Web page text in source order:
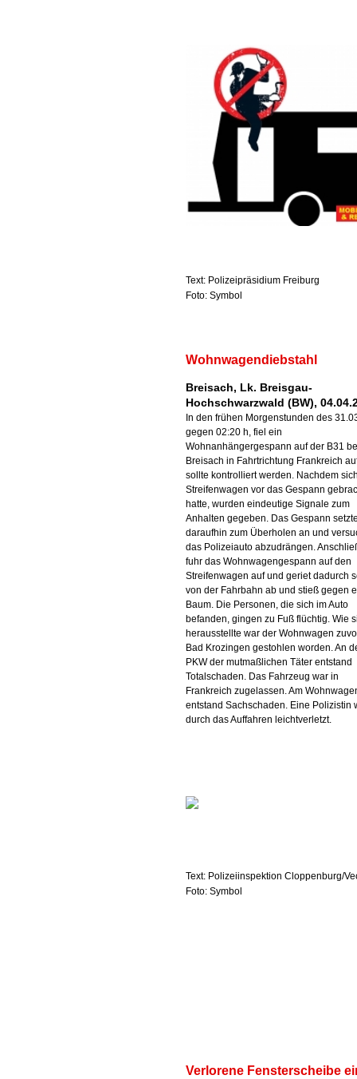
Text: Polizeipräsidium Freiburg
Foto: Symbol
Wohnwagendiebstahl
Breisach, Lk. Breisgau-
Hochschwarzwald (BW),
In den frühen Morgenstunden des
gegen 02:20 h, fiel ein
Wohnanhängergespann auf der B31
Breisach in Fahrtrichtung Frankreich
sollte kontrolliert werden. Nachdem
Streifenwagen vor das Gespann
hatte, wurden eindeutige Signale zum
Anhalten gegeben. Das Gespann
daraufhin zum Überholen an und
das Polizeiauto abzudrängen.
fuhr das Wohnwagengespann auf den
Streifenwagen auf und geriet dadurch
von der Fahrbahn ab und stieß gegen
Baum. Die Personen, die sich im Auto
befanden, gingen zu Fuß flüchtig. Wie
herausstellte war der Wohnwagen
Bad Krozingen gestohlen worden. An
PKW der mutmaßlichen Täter entstand
Totalschaden. Das Fahrzeug war in
Frankreich zugelassen. Am
entstand Sachschaden. Eine Polizistin
durch das Auffahren leichtverletzt.
Text: Polizeiinspektion Cloppenburg/
Foto: Symbol
Verlorene Fensterscheibe